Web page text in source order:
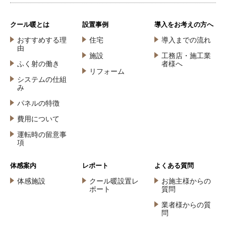
クール暖とは
おすすめする理
由
ふく射の働き
システムの仕組
み
パネルの特徴
費用について
運転時の留意事
項
設置事例
住宅
施設
リフォーム
導入をお考えの方へ
導入までの流れ
工務店・施工業
者様へ
体感案内
体感施設
レポート
クール暖設置レ
ポート
よくある質問
お施主様からの
質問
業者様からの質
問